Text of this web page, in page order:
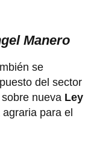
Manero
se
del sector
nueva Ley
para el